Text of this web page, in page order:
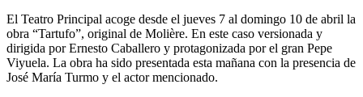
El Teatro Principal acoge desde el jueves 7 al domingo 10 de abril la
obra “Tartufo”, original de Molière. En este caso versionada y
dirigida por Ernesto Caballero y protagonizada por el gran Pepe
Viyuela. La obra ha sido presentada esta mañana con la presencia de
José María Turmo y el actor mencionado.